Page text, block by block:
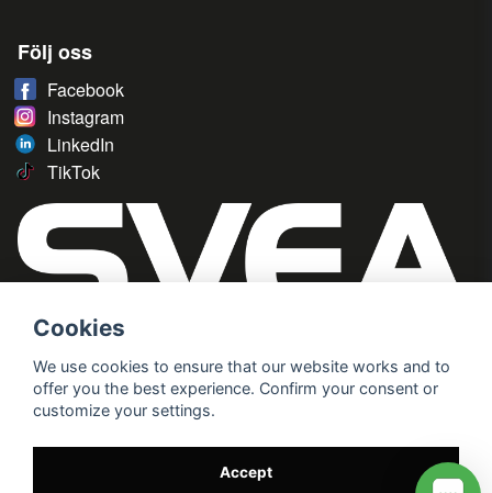
Följ oss
Facebook
Instagram
LinkedIn
TikTok
Cookies
We use cookies to ensure that our website works and to
offer you the best experience. Confirm your consent or
customize your settings.
Accept